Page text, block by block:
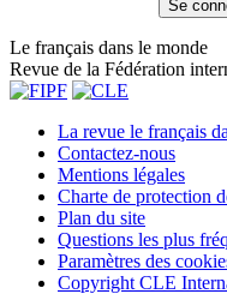
Le français dans le monde
Revue de la Fédération
La revue le français
Contactez-nous
Mentions légales
Charte de protection
Plan du site
Questions les plus
Paramètres des
Copyright CLE